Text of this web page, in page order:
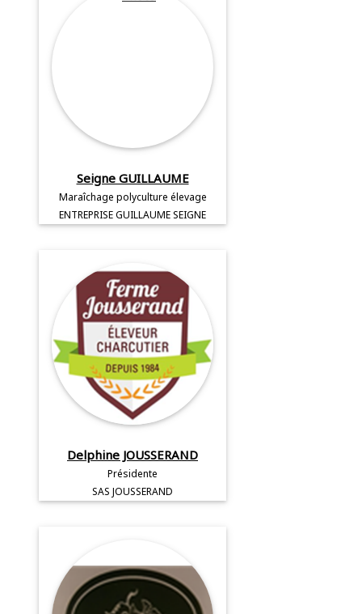
Seigne GUILLAUME
Maraîchage polyculture élevage
ENTREPRISE GUILLAUME SEIGNE
Delphine JOUSSERAND
Présidente
SAS JOUSSERAND